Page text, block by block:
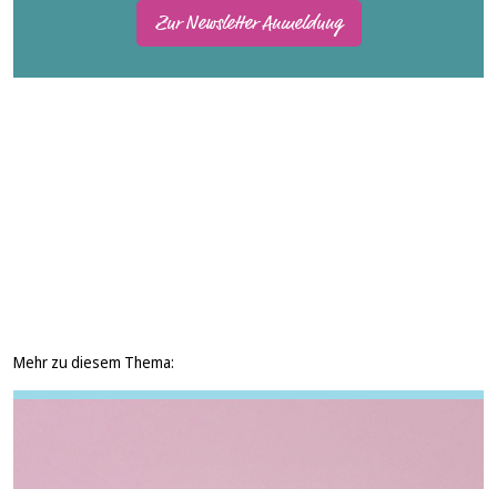
Zur Newsletter Anmeldung
Mehr zu diesem Thema: